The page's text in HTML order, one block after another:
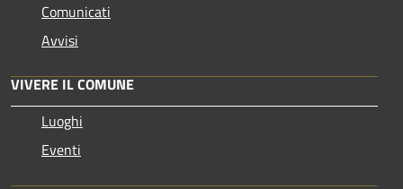
Comunicati
Avvisi
VIVERE IL COMUNE
Luoghi
Eventi